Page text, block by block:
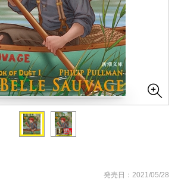
発売日：2021/05/28